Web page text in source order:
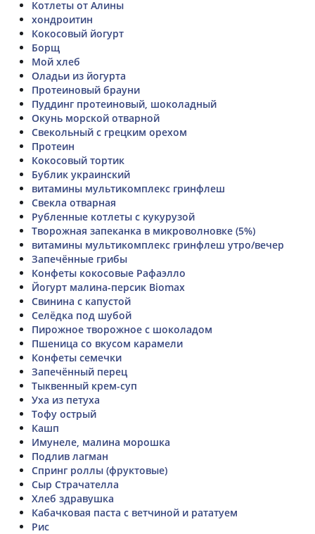
Котлеты от Алины
хондроитин
Кокосовый йогурт
Борщ
Мой хлеб
Оладьи из йогурта
Протеиновый брауни
Пуддинг протеиновый, шоколадный
Окунь морской отварной
Свекольный с грецким орехом
Протеин
Кокосовый тортик
Бублик украинский
витамины мультикомплекс гринфлеш
Свекла отварная
Рубленные котлеты с кукурузой
Творожная запеканка в микроволновке (5%)
витамины мультикомплекс гринфлеш утро/вечер
Запечённые грибы
Конфеты кокосовые Рафаэлло
Йогурт малина-персик Biomax
Свинина с капустой
Селёдка под шубой
Пирожное творожное с шоколадом
Пшеница со вкусом карамели
Конфеты семечки
Запечённый перец
Тыквенный крем-суп
Уха из петуха
Тофу острый
Кашп
Имунеле, малина морошка
Подлив лагман
Спринг роллы (фруктовые)
Сыр Страчателла
Хлеб здравушка
Кабачковая паста с ветчиной и рататуем
Рис